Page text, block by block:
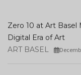
Zero 10 at Art Basel
Digital Era of Art
ART BASEL